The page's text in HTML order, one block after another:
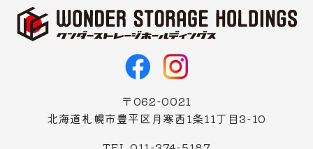
〒062-0021
北海道札幌市豊平区月寒西1条11丁目3-10